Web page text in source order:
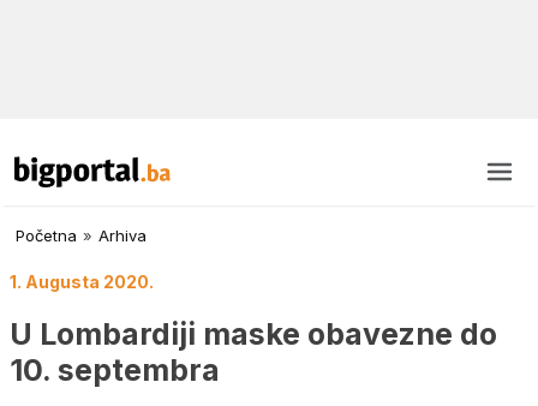
Početna » Arhiva
1. Augusta 2020.
U Lombardiji maske obavezne do
10. septembra